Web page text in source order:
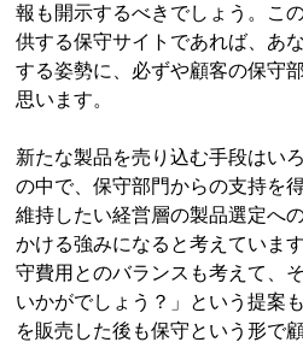
報も開示するべきでしょう。こ
供する保守サイトであれば、あ
する姿勢に、必ずや顧客の保守
思います。
新たな製品を売り込む手段はい
の中で、保守部門からの支持を
維持したい経営層の製品選定へ
かける強みになると考えていま
守費用とのバランスも考えて、
いかがでしょう？」という提案
を販売した後も保守という形で